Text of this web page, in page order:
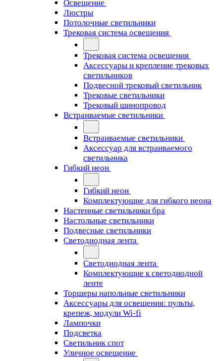
Освещение
Люстры
Потолочные светильники
Трековая система освещения
Трековая система освещения
Аксессуары и крепление трековых
светильников
Подвесной трековый светильник
Трековые светильники
Трековый шинопровод
Встраиваемые светильники
Встраиваемые светильники
Аксессуар для встраиваемого
светильника
Гибкий неон
Гибкий неон
Комплектующие для гибкого неона
Настенные светильники бра
Настольные светильники
Подвесные светильники
Светодиодная лента
Светодиодная лента
Комплектующие к светодиодной
ленте
Торшеры напольные светильники
Аксессуары для освещения: пульты,
крепеж, модули Wi-fi
Лампочки
Подсветка
Светильник спот
Уличное освещение